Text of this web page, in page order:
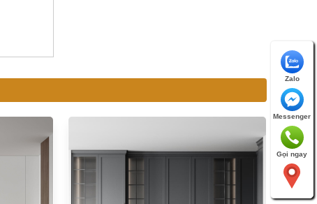
Tủ
LIÊN
Zalo
Messenger
Gọi ngay